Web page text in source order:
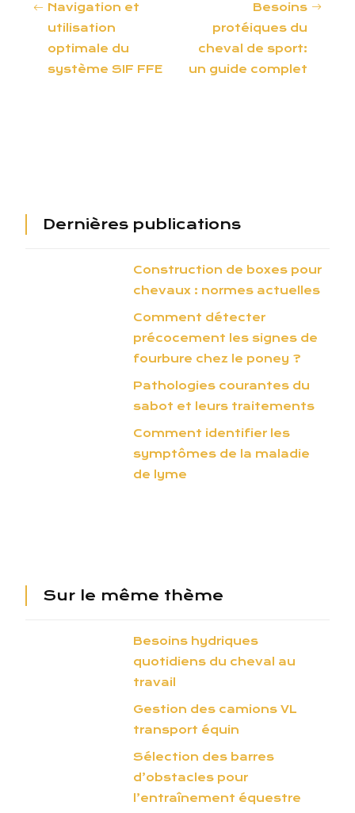
Navigation et
utilisation
optimale du
système SIF FFE
Besoins
protéiques du
cheval de sport:
un guide complet
Dernières publications
Construction de boxes pour
chevaux : normes actuelles
Comment détecter
précocement les signes de
fourbure chez le poney ?
Pathologies courantes du
sabot et leurs traitements
Comment identifier les
symptômes de la maladie
de lyme
Sur le même thème
Besoins hydriques
quotidiens du cheval au
travail
Gestion des camions VL
transport équin
Sélection des barres
d’obstacles pour
l’entraînement équestre